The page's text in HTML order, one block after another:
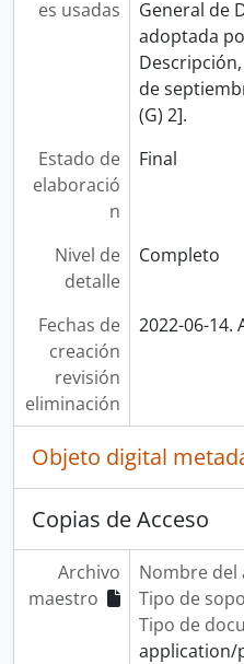
es usadas
General de
adoptada
de
(G) 2].
Estado de
elaboració
n
Final
Nivel de
detalle
Completo
Fechas de
creación
revisión
eliminación
2022-06-14.
Objeto digital
Copias de Acceso
Archivo
maestro
Nombre del
Tipo de
Tipo de
application/